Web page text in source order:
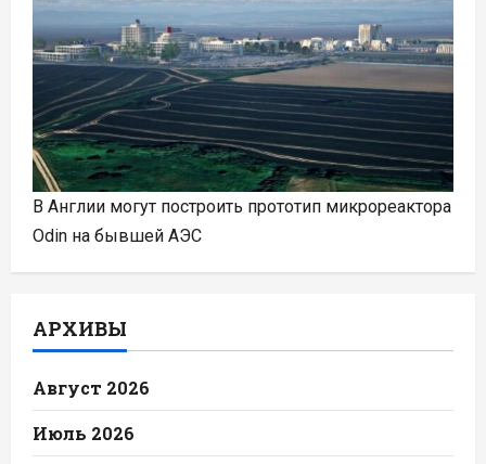
В Англии могут построить прототип микрореактора
Odin на бывшей АЭС
АРХИВЫ
Август 2026
Июль 2026